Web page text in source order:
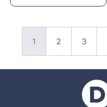
1 2 3